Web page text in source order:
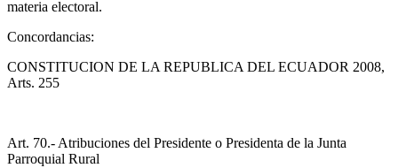
materia electoral.
Concordancias:
CONSTITUCION DE LA REPUBLICA DEL ECUADOR 2008,
Arts. 255
Art. 70.- Atribuciones del Presidente o Presidenta de la Junta
Parroquial Rural